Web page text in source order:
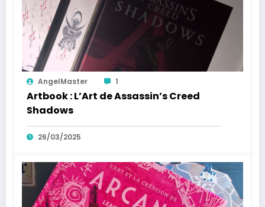
AngelMaster 1
Artbook : L’Art de Assassin’s Creed
Shadows
26/03/2025